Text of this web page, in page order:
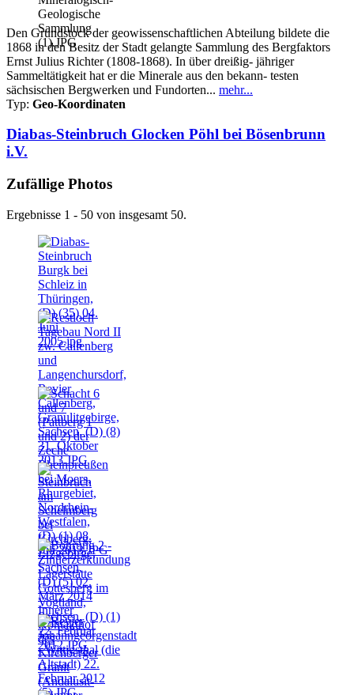
Den Grundstock der geowissenschaftlichen Abteilung bildete die
1868 in den Besitz der Stadt gelangte Sammlung des Bergfaktors
Ernst Julius Richter (1808-1868). In über dreißig- jähriger
Sammeltätigkeit hat er die Minerale aus den bekann- testen
sächsischen Bergwerken und Fundorten... mehr...
Typ: Geo-Koordinaten
Diabas-Steinbruch Glocken Pöhl bei Bösenbrunn
i.V.
Zufällige Photos
Ergebnisse 1 - 50 von insgesamt 50.